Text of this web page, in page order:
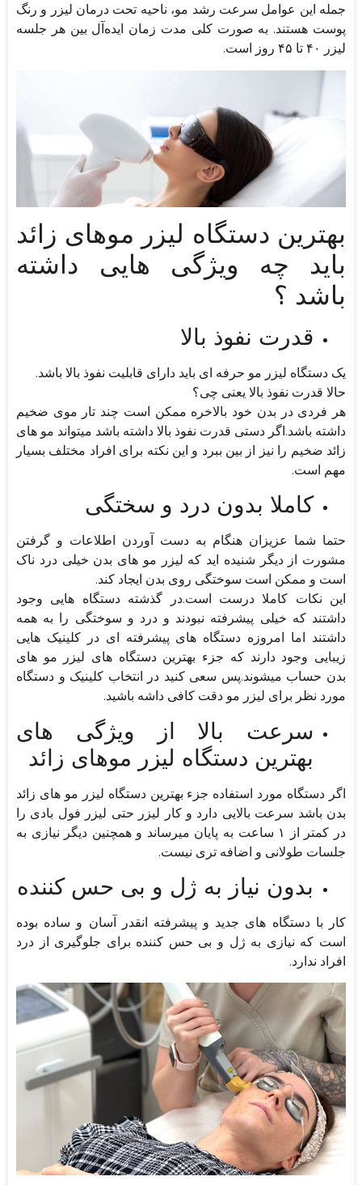
جمله این عوامل سرعت رشد مو، ناحیه تحت درمان لیزر و رنگ
پوست هستند. به صورت کلی مدت زمان ایده‌آل بین هر جلسه
لیزر ۴۰ تا ۴۵ روز است.
بهترین دستگاه لیزر موهای زائد
باید چه ویژگی هایی داشته
باشد ؟
قدرت نفوذ بالا
یک دستگاه لیزر مو حرفه ای باید دارای قابلیت نفوذ بالا باشد.
حالا قدرت نفوذ بالا یعنی چی؟
هر فردی در بدن خود بالاخره ممکن است چند تار موی ضخیم
داشته باشد.اگر دستی قدرت نفوذ بالا داشته باشد میتواند مو های
زائد ضخیم را نیز از بین ببرد و این نکته برای افراد مختلف بسیار
مهم است.
کاملا بدون درد و سختگی
حتما شما عزیزان هنگام به دست آوردن اطلاعات و گرفتن
مشورت از دیگر شنیده اید که لیزر مو های بدن خیلی درد ناک
است و ممکن است سوختگی روی بدن ایجاد کند.
این نکات کاملا درست است.در گذشته دستگاه هایی وجود
داشتند که خیلی پیشرفته نبودند و درد و سوختگی را به همه
داشتند اما امروزه دستگاه های پیشرفته ای در کلینیک هایی
زیبایی وجود دارند که جزء بهترین دستگاه های لیزر مو های
بدن حساب میشوند.پس سعی کنید در انتخاب کلینیک و دستگاه
مورد نظر برای لیزر مو دقت کافی داشه باشید.
سرعت بالا از ویژگی های
بهترین دستگاه لیزر موهای زائد
اگر دستگاه مورد استفاده جزء بهترین دستگاه لیزر مو های زائد
بدن باشد سرعت بالایی دارد و کار لیزر حتی لیزر فول بادی را
در کمتر از ۱ ساعت به پایان میرساند و همچنین دیگر نیازی به
جلسات طولانی و اضافه تری نیست.
بدون نیاز به ژل و بی حس کننده
کار با دستگاه های جدید و پیشرفته انقدر آسان و ساده بوده
است که نیازی به ژل و بی حس کننده برای جلوگیری از درد
افراد ندارد.